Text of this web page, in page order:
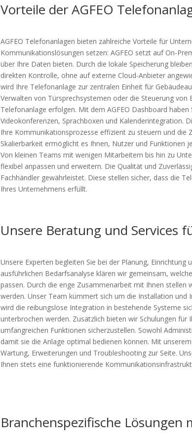
Vorteile der AGFEO
AGFEO Telefonanlagen bieten zahlreiche Vorteile für
Kommunikationslösungen setzen: AGFEO setzt auf On-
über Ihre Daten bieten. Durch die lokale Speicherung
direkten Kontrolle, ohne auf externe Cloud-Anbieter
wird Ihre Telefonanlage zur zentralen Einheit für
Verwalten von Türsprechsystemen oder die Steuerung
Telefonanlage erfolgen. Mit dem AGFEO Dashboard
Videokonferenzen, Sprachboxen und Kalenderintegration.
Ihre Kommunikationsprozesse effizient zu steuern und
Skalierbarkeit ermöglicht es Ihnen, Nutzer und Funktionen
Von kleinen Teams mit wenigen Mitarbeitern bis hin zu
flexibel anpassen und erweitern. Die Qualität und
Fachhändler gewährleistet. Diese stellen sicher, dass die
Ihres Unternehmens erfüllt.
Unsere Beratung und Services
Unsere Experten begleiten Sie bei der Planung,
ausführlichen Bedarfsanalyse klären wir gemeinsam,
passen. Durch die enge Zusammenarbeit mit Ihnen stellen
werden. Unser Team kümmert sich um die Installation
wird die reibungslose Integration in bestehende Systeme
unterbrochen werden. Zusätzlich bieten wir Schulungen
umfangreichen Funktionen sicherzustellen. Sowohl
damit sie die Anlage optimal bedienen können. Mit
Wartung, Erweiterungen und Troubleshooting zur Seite.
Ihnen stets eine funktionierende
Branchenspezifische Lösungen